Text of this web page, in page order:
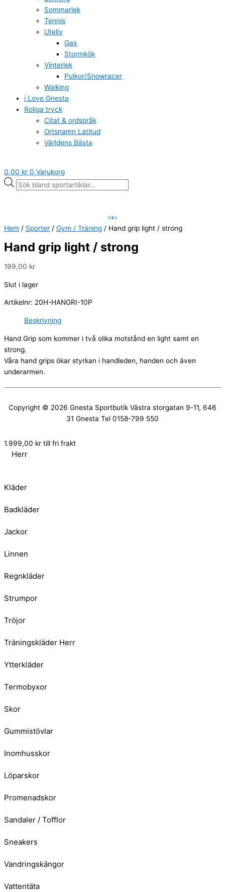
Sommarlek
Tennis
Uteliv
Gas
Stormkök
Vinterlek
Pulkor/Snowracer
Walking
i Love Gnesta
Roliga tryck
Citat & ordspråk
Ortsnamn Latitud
Världens Bästa
0,00 kr 0 Varukorg
Hem / Sporter / Gym / Träning / Hand grip light / strong
Hand grip light / strong
199,00 kr
Slut i lager
Artikelnr: 20H-HANGRI-10P
Beskrivning
Hand Grip som kommer i två olika motstånd en light samt en
strong.
Våra hand grips ökar styrkan i handleden, handen och även
underarmen.
Copyright © 2026 Gnesta Sportbutik Västra storgatan 9-11, 646
31 Gnesta Tel 0158-799 550
1.999,00 kr till fri frakt
Herr
Kläder
Badkläder
Jackor
Linnen
Regnkläder
Strumpor
Tröjor
Träningskläder Herr
Ytterkläder
Termobyxor
Skor
Gummistövlar
Inomhusskor
Löparskor
Promenadskor
Sandaler / Tofflor
Sneakers
Vandringskängor
Vattentäta